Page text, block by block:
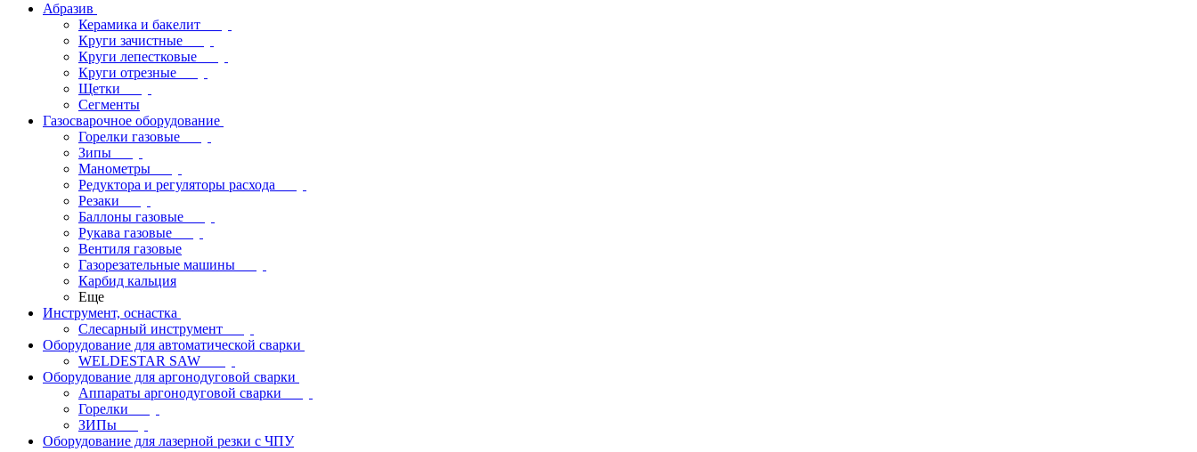
Абразив
Керамика и бакелит
Круги зачистные
Круги лепестковые
Круги отрезные
Щетки
Сегменты
Газосварочное оборудование
Горелки газовые
Зипы
Манометры
Редуктора и регуляторы расхода
Резаки
Баллоны газовые
Рукава газовые
Вентиля газовые
Газорезательные машины
Карбид кальция
Еще
Инструмент, оснастка
Слесарный инструмент
Оборудование для автоматической сварки
WELDESTAR SAW
Оборудование для аргонодуговой сварки
Аппараты аргонодуговой сварки
Горелки
ЗИПы
Оборудование для лазерной резки с ЧПУ